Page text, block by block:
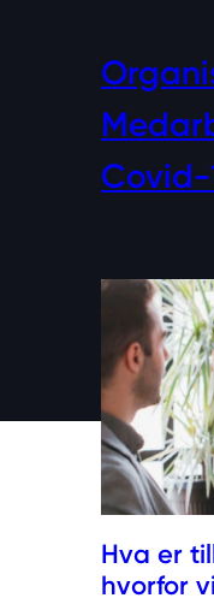
Covid-
Hva er
hvorfor